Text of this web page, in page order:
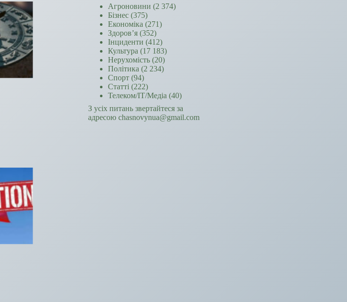
Агроновини (2 374)
Бізнес (375)
Економіка (271)
Здоров’я (352)
Інциденти (412)
Культура (17 183)
Нерухомість (20)
Політика (2 234)
Спорт (94)
Статті (222)
Телеком/ІТ/Медіа (40)
З усіх питань звертайтеся за
адресою chasnovynua@gmail.com